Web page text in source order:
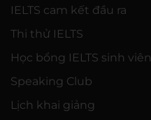
IELTS cam kết đầu ra
Thi thử IELTS
Học bổng IELTS sinh viên
Speaking Club
Lịch khai giảng